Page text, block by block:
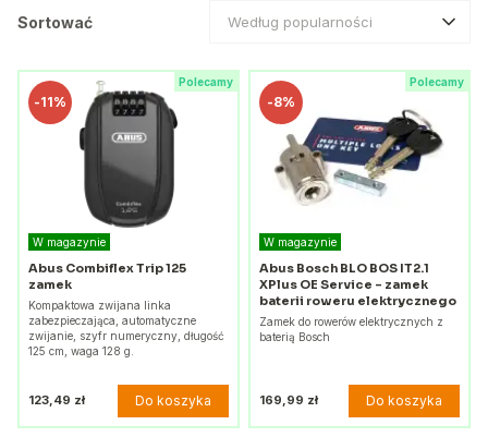
Sortować Według popularności
Polecamy
-11%
W magazynie
Abus Combiflex Trip 125
zamek
Kompaktowa zwijana linka
zabezpieczająca, automatyczne
zwijanie, szyfr numeryczny, długość
125 cm, waga 128 g.
123,49 zł Do koszyka
Polecamy
-8%
W magazynie
Abus Bosch BLO BOS IT2.1
XPlus OE Service - zamek
baterii roweru elektrycznego
Zamek do rowerów elektrycznych z
baterią Bosch
169,99 zł Do koszyka